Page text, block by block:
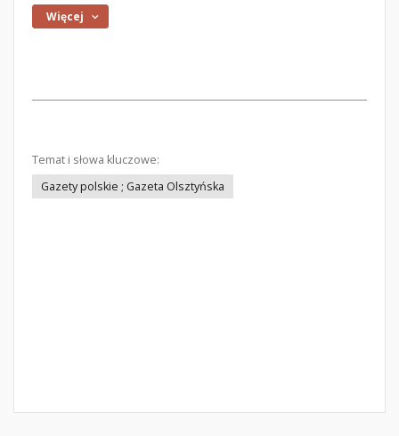
Więcej
Temat i słowa kluczowe:
Gazety polskie ; Gazeta Olsztyńska